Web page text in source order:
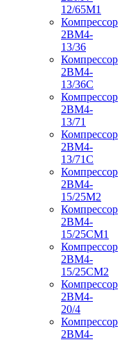
12/65М1
Компрессор
2ВМ4-
13/36
Компрессор
2ВМ4-
13/36С
Компрессор
2ВМ4-
13/71
Компрессор
2ВМ4-
13/71С
Компрессор
2ВМ4-
15/25М2
Компрессор
2ВМ4-
15/25СМ1
Компрессор
2ВМ4-
15/25СМ2
Компрессор
2ВМ4-
20/4
Компрессор
2ВМ4-